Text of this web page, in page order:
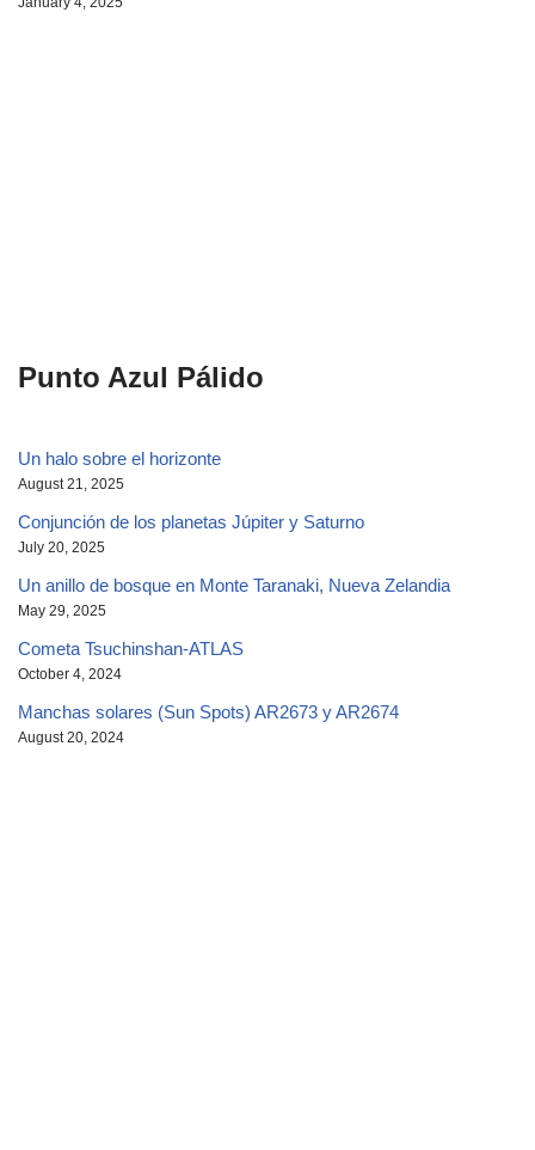
Punto Azul Pálido
Un halo sobre el horizonte
August 21, 2025
Conjunción de los planetas Júpiter y Saturno
July 20, 2025
Un anillo de bosque en Monte Taranaki, Nueva Zelandia
May 29, 2025
Cometa Tsuchinshan-ATLAS
October 4, 2024
Manchas solares (Sun Spots) AR2673 y AR2674
August 20, 2024